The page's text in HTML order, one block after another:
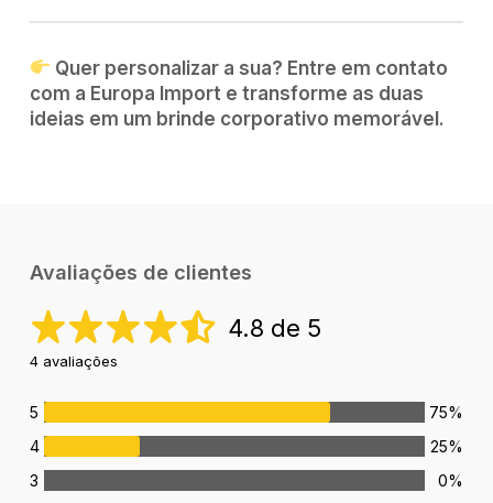
Quer personalizar a sua? Entre em contato
com a Europa Import e transforme as duas
ideias em um brinde corporativo memorável.
Avaliações de clientes
4.8 de 5
4 avaliações
5
75%
4
25%
3
0%